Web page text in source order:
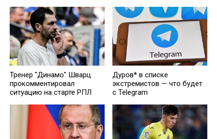
Тренер "Динамо" Шварц
прокомментировал
ситуацию на старте РПЛ
Дуров* в списке
экстремистов — что будет
с Telegram